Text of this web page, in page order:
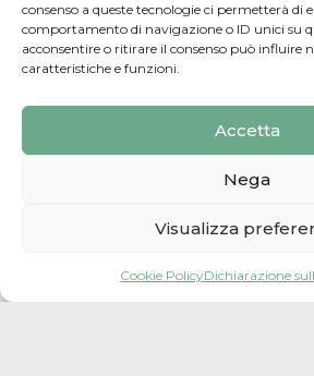
consenso a queste tecnologie ci permetterà di
comportamento di navigazione o ID unici su
acconsentire o ritirare il consenso può influire
caratteristiche e funzioni.
Accetta
Nega
Visualizza
Cookie PolicyDichiarazione